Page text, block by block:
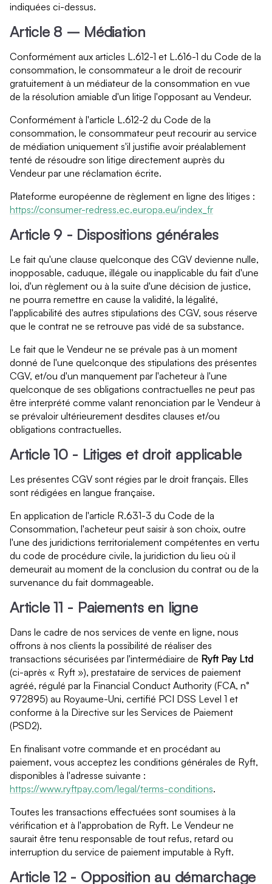
indiquées ci-dessus.
Article 8 – Médiation
Conformément aux articles L.612-1 et L.616-1 du Code de la
consommation, le consommateur a le droit de recourir
gratuitement à un médiateur de la consommation en vue
de la résolution amiable d'un litige l'opposant au Vendeur.
Conformément à l'article L.612-2 du Code de la
consommation, le consommateur peut recourir au service
de médiation uniquement s'il justifie avoir préalablement
tenté de résoudre son litige directement auprès du
Vendeur par une réclamation écrite.
Plateforme européenne de règlement en ligne des litiges :
https://consumer-redress.ec.europa.eu/index_fr
Article 9 - Dispositions générales
Le fait qu'une clause quelconque des CGV devienne nulle,
inopposable, caduque, illégale ou inapplicable du fait d'une
loi, d'un règlement ou à la suite d'une décision de justice,
ne pourra remettre en cause la validité, la légalité,
l'applicabilité des autres stipulations des CGV, sous réserve
que le contrat ne se retrouve pas vidé de sa substance.
Le fait que le Vendeur ne se prévale pas à un moment
donné de l'une quelconque des stipulations des présentes
CGV, et/ou d'un manquement par l'acheteur à l'une
quelconque de ses obligations contractuelles ne peut pas
être interprété comme valant renonciation par le Vendeur à
se prévaloir ultérieurement desdites clauses et/ou
obligations contractuelles.
Article 10 - Litiges et droit applicable
Les présentes CGV sont régies par le droit français. Elles
sont rédigées en langue française.
En application de l'article R.631-3 du Code de la
Consommation, l'acheteur peut saisir à son choix, outre
l'une des juridictions territorialement compétentes en vertu
du code de procédure civile, la juridiction du lieu où il
demeurait au moment de la conclusion du contrat ou de la
survenance du fait dommageable.
Article 11 - Paiements en ligne
Dans le cadre de nos services de vente en ligne, nous
offrons à nos clients la possibilité de réaliser des
transactions sécurisées par l'intermédiaire de Ryft Pay Ltd
(ci-après « Ryft »), prestataire de services de paiement
agréé, régulé par la Financial Conduct Authority (FCA, n°
972895) au Royaume-Uni, certifié PCI DSS Level 1 et
conforme à la Directive sur les Services de Paiement
(PSD2).
En finalisant votre commande et en procédant au
paiement, vous acceptez les conditions générales de Ryft,
disponibles à l'adresse suivante :
https://www.ryftpay.com/legal/terms-conditions.
Toutes les transactions effectuées sont soumises à la
vérification et à l'approbation de Ryft. Le Vendeur ne
saurait être tenu responsable de tout refus, retard ou
interruption du service de paiement imputable à Ryft.
Article 12 - Opposition au démarchage